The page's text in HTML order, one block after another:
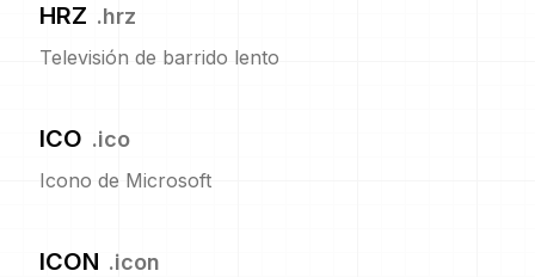
HRZ .hrz
Televisión de barrido lento
ICO .ico
Icono de Microsoft
ICON .icon